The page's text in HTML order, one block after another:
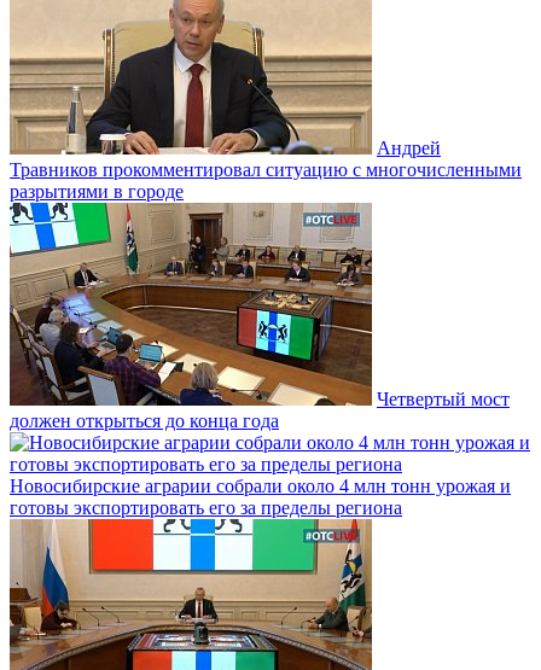
Андрей
Травников прокомментировал ситуацию с многочисленными
разрытиями в городе
Четвертый мост
должен открыться до конца года
Новосибирские аграрии собрали около 4 млн тонн урожая и
готовы экспортировать его за пределы региона